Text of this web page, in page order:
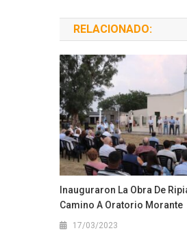
RELACIONADO:
Inauguraron La Obra De
Camino A Oratorio Morante
17/03/2023